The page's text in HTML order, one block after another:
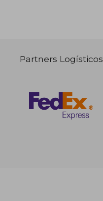
Partners Logísticos